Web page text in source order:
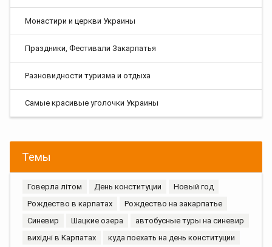
Монастири и церкви Украины
Праздники, Фестивали Закарпатья
Разновидности туризма и отдыха
Самые красивые уголочки Украины
Темы
Говерла літом День конституции
Новый год
Рождество в карпатах
Рождество на закарпатье
Синевир
Шацкие озера
автобусные туры на синевир
вихідні в Карпатах
куда поехать на день конституции